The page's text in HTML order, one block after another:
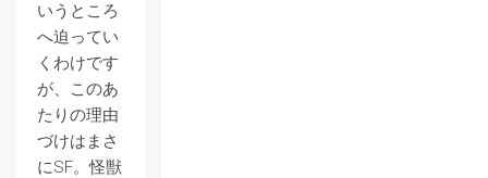
いうところ
へ迫ってい
くわけです
が、このあ
たりの理由
づけはまさ
にSF。怪獣